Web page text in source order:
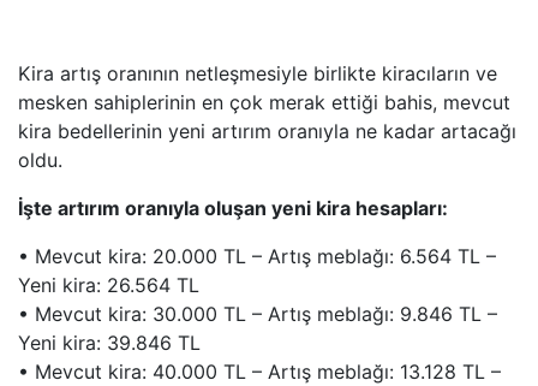
Kira artış oranının netleşmesiyle birlikte kiracıların ve
mesken sahiplerinin en çok merak ettiği bahis, mevcut
kira bedellerinin yeni artırım oranıyla ne kadar artacağı
oldu.
İşte artırım oranıyla oluşan yeni kira hesapları:
• Mevcut kira: 20.000 TL – Artış meblağı: 6.564 TL –
Yeni kira: 26.564 TL
• Mevcut kira: 30.000 TL – Artış meblağı: 9.846 TL –
Yeni kira: 39.846 TL
• Mevcut kira: 40.000 TL – Artış meblağı: 13.128 TL –